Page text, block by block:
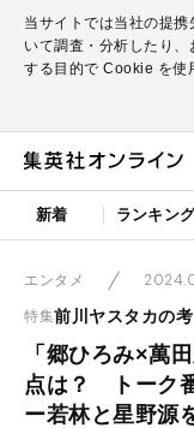
当サイトでは当社の提
いて調査・分析したり
する目的で Cookie を使
新着 ランキング
エンタメ
特集前川ヤスタカの
「郷ひろみ×萬
点は？ トーク
ー若林と星野源